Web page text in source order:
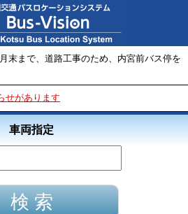
末まで、道路工事のため、内宮前バス停を
せがあります
車両指定